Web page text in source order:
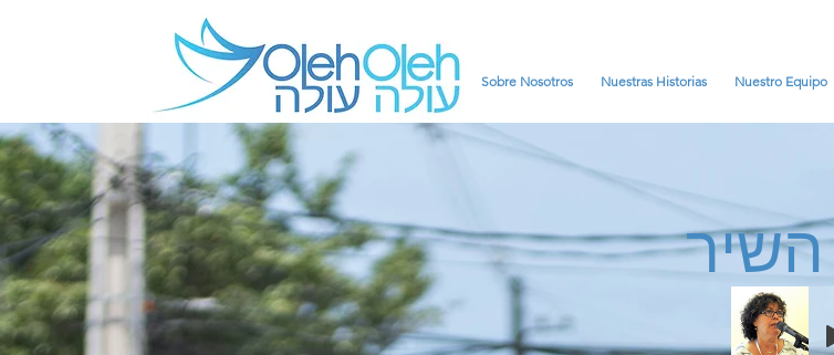
Sobre Nosotros Nuestras Historias Nuestro Equipo
השיר